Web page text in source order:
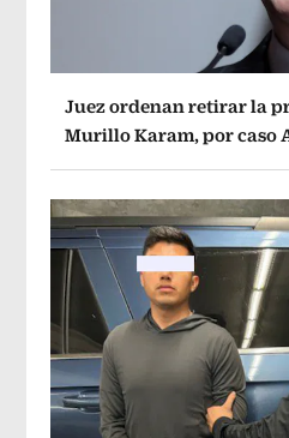
Juez ordenan retirar la
Murillo Karam, por caso